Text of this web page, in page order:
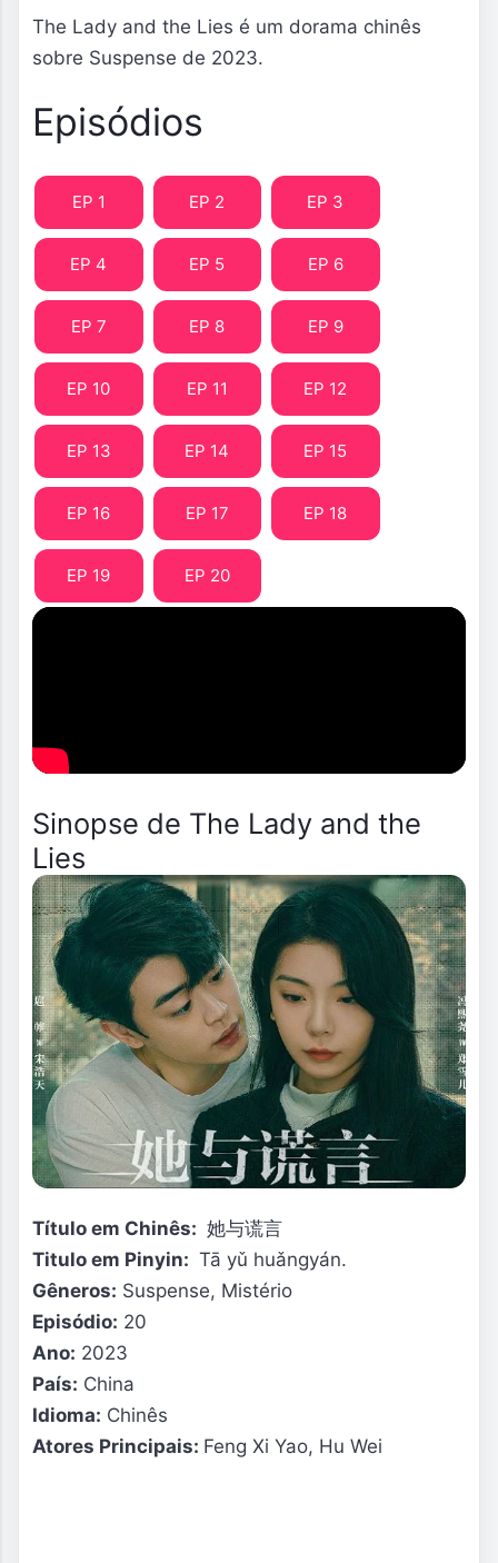
The Lady and the Lies é um dorama chinês
sobre Suspense de 2023.
Episódios
EP 1 EP 2 EP 3
EP 4 EP 5 EP 6
EP 7 EP 8 EP 9
EP 10 EP 11 EP 12
EP 13 EP 14 EP 15
EP 16 EP 17 EP 18
EP 19 EP 20
Sinopse de The Lady and the
Lies
Título em Chinês: 她与谎言
Titulo em Pinyin: Tā yǔ huǎngyán.
Gêneros: Suspense, Mistério
Episódio: 20
Ano: 2023
País: China
Idioma: Chinês
Atores Principais: Feng Xi Yao, Hu Wei